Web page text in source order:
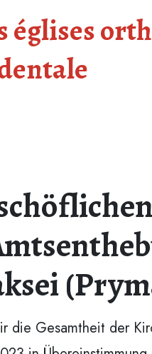
églises
Gesamtheit der